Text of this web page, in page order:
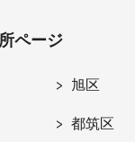
ページ
旭区
都筑区